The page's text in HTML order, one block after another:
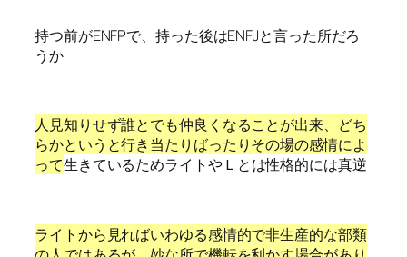
持つ前がENFPで、持った後はENFJと言った所だろ
うか
人見知りせず誰とでも仲良くなることが出来、どち
らかというと行き当たりばったりその場の感情によ
って生きているためライトやＬとは性格的には真逆
ライトから見ればいわゆる感情的で非生産的な部類